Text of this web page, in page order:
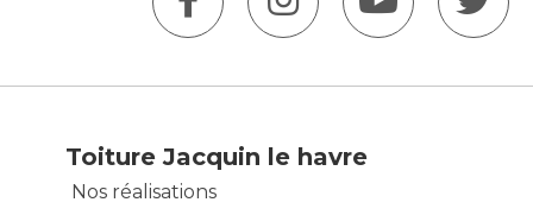
Toiture Jacquin le havre
Nos réalisations